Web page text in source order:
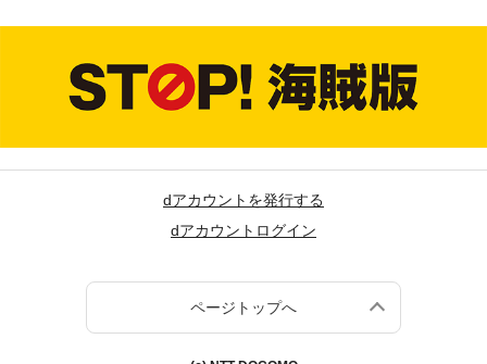
dアカウントを発行する
dアカウントログイン
ページトップへ